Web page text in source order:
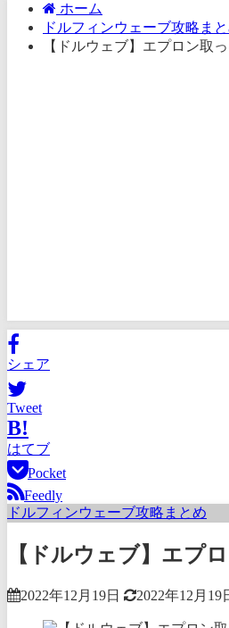
ホーム
ドルフィンウェーブ攻略ま
【ドルウェブ】エプロン取
シェア
Tweet
B!
はてブ
Pocket
Feedly
ドルフィンウェーブ攻略まとめ
【ドルウェブ】エプ
2022年12月19日 2022年12月19